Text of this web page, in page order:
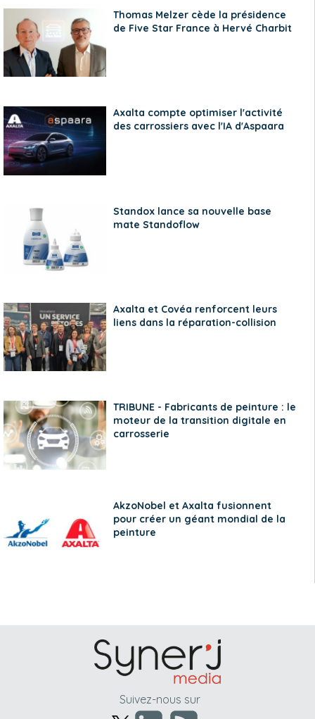
Thomas Melzer cède la présidence
de Five Star France à Hervé Charbit
Axalta compte optimiser l'activité
des carrossiers avec l'IA d'Aspaara
Standox lance sa nouvelle base
mate Standoflow
Axalta et Covéa renforcent leurs
liens dans la réparation-collision
TRIBUNE - Fabricants de peinture : le
moteur de la transition digitale en
carrosserie
AkzoNobel et Axalta fusionnent
pour créer un géant mondial de la
peinture
Suivez-nous sur